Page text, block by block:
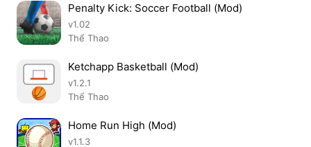
Penalty Kick: Soccer Football (Mod)
v1.02
Thể Thao
Ketchapp Basketball (Mod)
v1.2.1
Thể Thao
Home Run High (Mod)
v1.1.3